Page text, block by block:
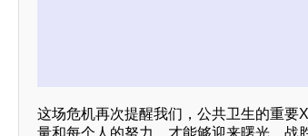
这场危机再次提醒我们，公共卫生的重要
量和每个人的努力，才能够迎来曙光，战